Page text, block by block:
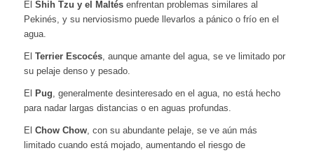
El Shih Tzu y el Maltésenfrentan problemas similares al
Pekinés, y su nerviosismo puede llevarlos a pánico o frío en el
agua.
El Terrier Escocés, aunque amante del agua, se ve limitado por
su pelaje denso y pesado.
El Pug , generalmente desinteresado en el agua, no está hecho
para nadar largas distancias o en aguas profundas.
El Chow Chow, con su abundante pelaje, se ve aún más
limitado cuando está mojado, aumentando el riesgo de